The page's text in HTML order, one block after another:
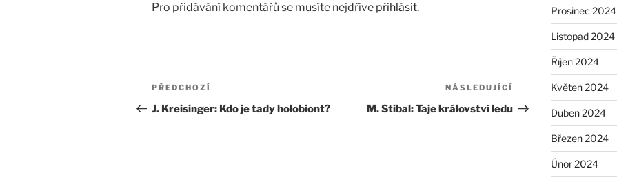
Pro přidávání komentářů se musíte nejdříve přihlásit.
Navigace
pro
Předchozí
příspěvek
PŘEDCHOZÍ
J. Kreisinger: Kdo je tady holobiont?
Následující
příspěvek
NÁSLEDUJÍCÍ
M. Stibal: Taje království ledu
Prosinec 2024
Listopad 2024
Říjen 2024
Květen 2024
Duben 2024
Březen 2024
Únor 2024